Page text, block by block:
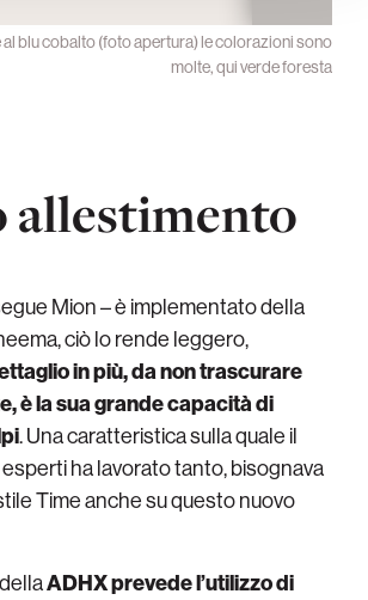
blu cobalto (foto apertura) le colorazioni sono
molte, qui verde foresta
Mion – è implementato della
ciò lo rende leggero,
in più, da non trascurare
è la sua grande capacità di
. Una caratteristica sulla quale il
ha lavorato tanto, bisognava
Time anche su questo nuovo
ADHX prevede l’utilizzo di